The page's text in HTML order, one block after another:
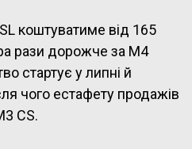
коштуватиме від 165
рази дорожче за M4
стартує у липні й
чого естафету продажів
CS.